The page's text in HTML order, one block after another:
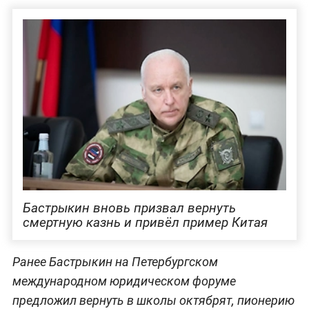
Бастрыкин вновь призвал вернуть
смертную казнь и привёл пример Китая
Ранее Бастрыкин на Петербургском
международном юридическом форуме
предложил вернуть в школы октябрят, пионерию